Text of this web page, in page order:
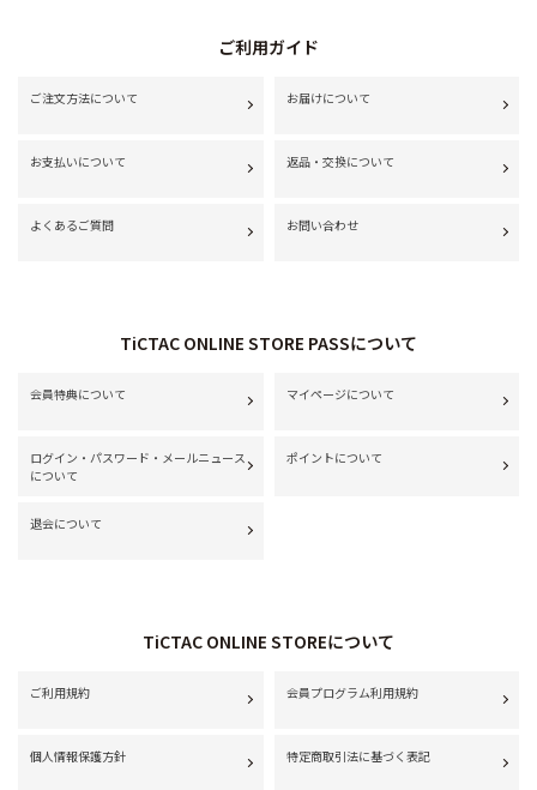
ご利用ガイド
ご注文方法について お届けについて
お支払いについて 返品・交換について
よくあるご質問 お問い合わせ
TiCTAC ONLINE STORE PASSについて
会員特典について マイページについて
ログイン・パスワード・メールニュース
について
ポイントについて
退会について
TiCTAC ONLINE STOREについて
ご利用規約 会員プログラム利用規約
個人情報保護方針 特定商取引法に基づく表記